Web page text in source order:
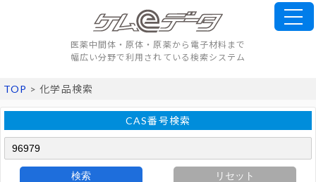
医薬中間体・原体・原薬から電子材料まで
幅広い分野で利用されている検索システム
TOP > 化学品検索
CAS番号検索
検索 リセット